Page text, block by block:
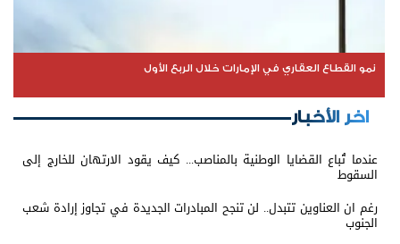
نمو القطاع العقاري في الإمارات خلال الربع الأول
اخر الأخبار
عندما تُباع القضايا الوطنية بالمناصب... كيف يقود الارتهان للخارج إلى
السقوط
رغم ان العناوين تتبدل.. لن تنجح المبادرات الجديدة في تجاوز إرادة شعب
الجنوب